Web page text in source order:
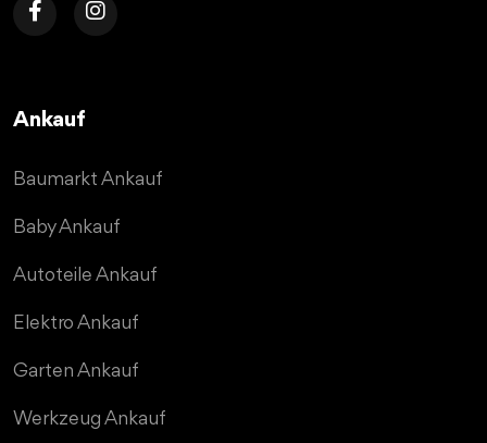
Ankauf
Baumarkt Ankauf
Baby Ankauf
Autoteile Ankauf
Elektro Ankauf
Garten Ankauf
Werkzeug Ankauf